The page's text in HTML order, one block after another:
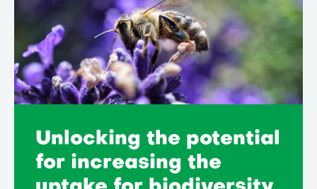
Unlocking the potential
for increasing the